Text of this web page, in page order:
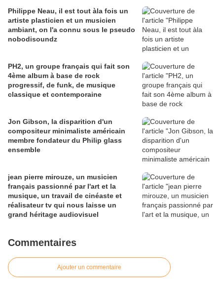
Philippe Neau, il est tout àla fois un
artiste plasticien et un musicien
ambiant, on l'a connu sous le pseudo
nobodisoundz
PH2, un groupe français qui fait son
4ème album à base de rock
progressif, de funk, de musique
classique et contemporaine
Jon Gibson, la disparition d'un
compositeur minimaliste américain
membre fondateur du Philip glass
ensemble
jean pierre mirouze, un musicien
français passionné par l'art et la
musique, un travail de cinéaste et
réalisateur tv qui nous laisse un
grand héritage audiovisuel
Commentaires
Ajouter un commentaire